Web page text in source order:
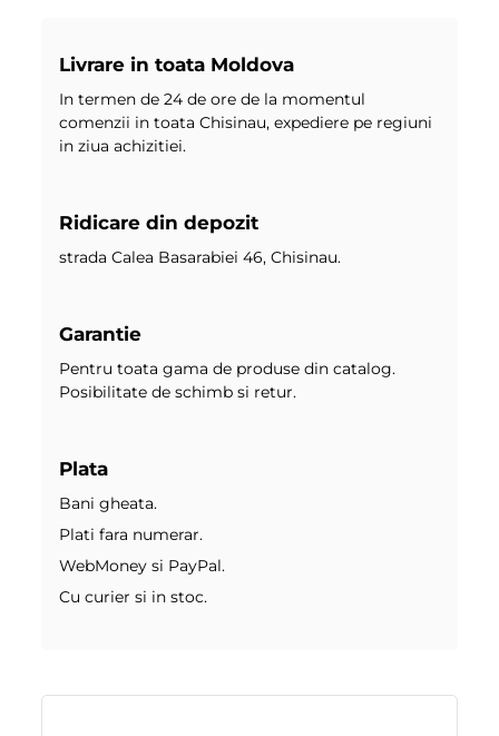
Livrare in toata Moldova
In termen de 24 de ore de la momentul
comenzii in toata Chisinau, expediere pe regiuni
in ziua achizitiei.
Ridicare din depozit
strada Calea Basarabiei 46, Chisinau.
Garantie
Pentru toata gama de produse din catalog.
Posibilitate de schimb si retur.
Plata
Bani gheata.
Plati fara numerar.
WebMoney si PayPal.
Cu curier si in stoc.